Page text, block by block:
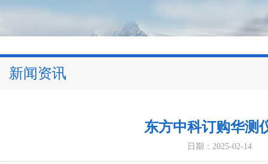
新闻资讯
东方中科订购华测
日期：2025-02-14